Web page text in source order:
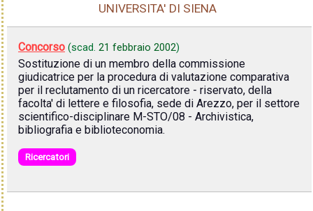
UNIVERSITA' DI SIENA
Concorso (scad. 21 febbraio 2002)
Sostituzione di un membro della commissione
giudicatrice per la procedura di valutazione comparativa
per il reclutamento di un ricercatore - riservato, della
facolta' di lettere e filosofia, sede di Arezzo, per il settore
scientifico-disciplinare M-STO/08 - Archivistica,
bibliografia e biblioteconomia.
Ricercatori